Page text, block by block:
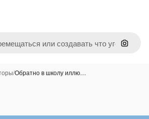
Поиск
/Обратно в школу иллю…